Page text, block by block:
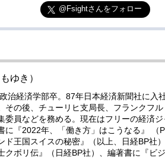
@Fsightさんをフォロー
ゆき）
治経済学部卒。87年日本経済新聞社に入
その後、チューリヒ支局長、フランクフ
委員などを務める。現在はフリーの経済
に『2022年、「働き方」はこうなる』 （
王国スイスの秘密』（以上、日経BP社
クボリ伝』（日経BP社）、編著書に『ビ